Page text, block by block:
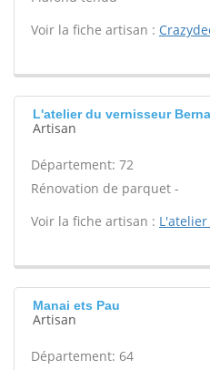
Voir la fiche artisan :
L'atelier du vernisseur
Artisan
Département: 72
Rénovation de parquet -
Voir la fiche artisan :
Manai ets Pau
Artisan
Département: 64